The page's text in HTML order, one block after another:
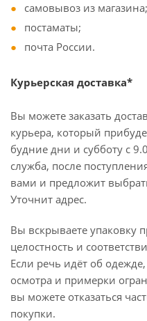
самовывоз из магазина;
постаматы;
почта России.
Курьерская доставка*
Вы можете заказать
курьера, который
будние дни и субботу с
служба, после
вами и предложит
Уточнит адрес.
Вы вскрываете упаковку
целостность и
Если речь идёт об
осмотра и примерки
вы можете отказаться
покупки.